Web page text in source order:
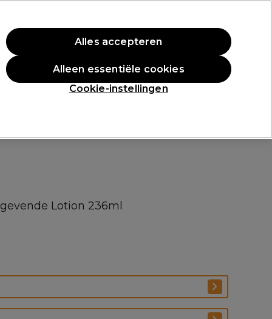
Aanmelden
Professionele Awards
Lotion 236ml
Cookie-instellingen
Alleen essentiële cookies
Alles accepteren